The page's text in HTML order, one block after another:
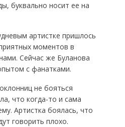
буквально носит ее на
артистке пришлось
моментов в
Сейчас же Буланова
с фанатками.
не бояться
что когда-то и сама
Артистка боялась, что
говорить плохо.